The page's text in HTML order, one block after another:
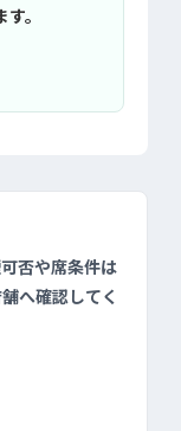
。
否や席条件は
へ確認してく